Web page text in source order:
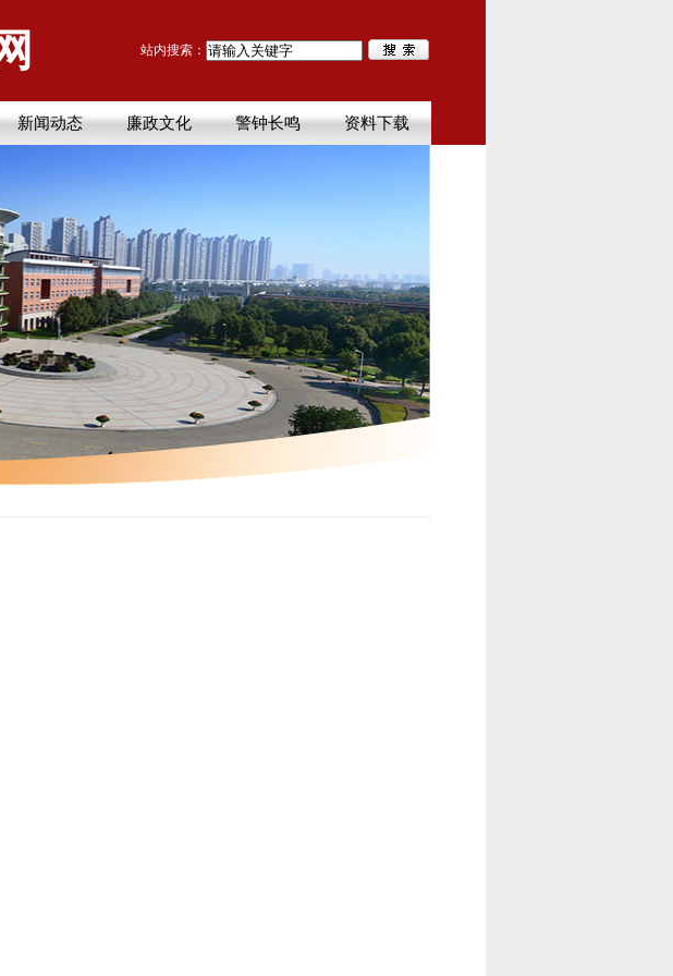
站内搜索：
新闻动态 廉政文化 警钟长鸣 资料下载